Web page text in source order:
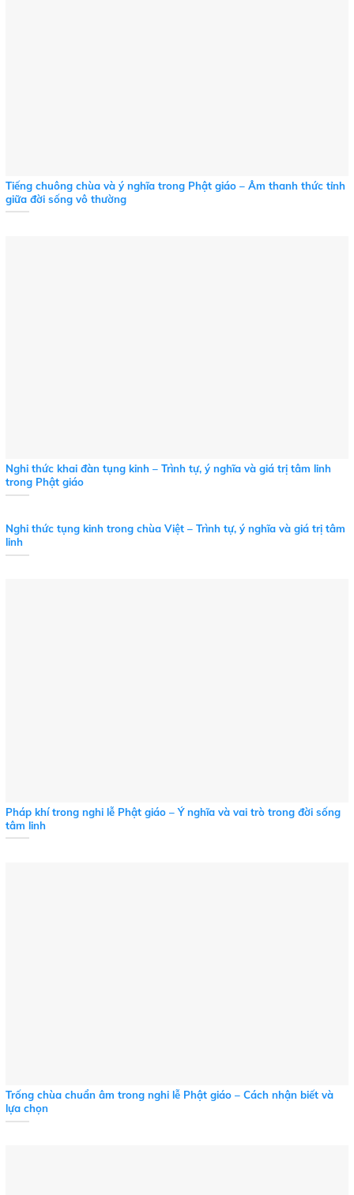
Tiếng chuông chùa và ý nghĩa trong Phật giáo – Âm thanh thức tỉnh
giữa đời sống vô thường
Nghi thức khai đàn tụng kinh – Trình tự, ý nghĩa và giá trị tâm linh
trong Phật giáo
Nghi thức tụng kinh trong chùa Việt – Trình tự, ý nghĩa và giá trị tâm
linh
Pháp khí trong nghi lễ Phật giáo – Ý nghĩa và vai trò trong đời sống
tâm linh
Trống chùa chuẩn âm trong nghi lễ Phật giáo – Cách nhận biết và
lựa chọn